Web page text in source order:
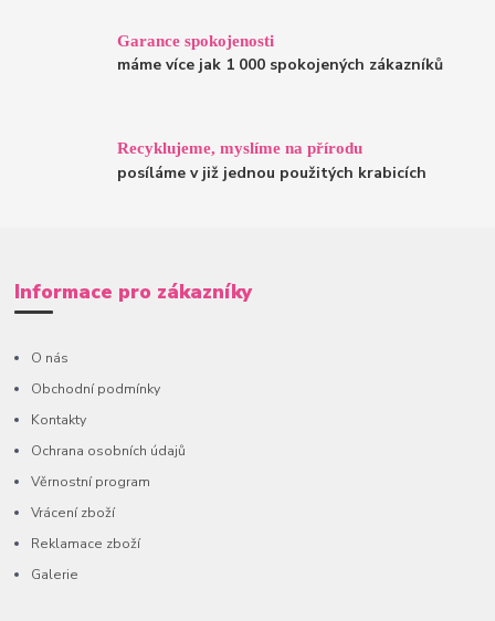
Garance spokojenosti
máme více jak 1 000 spokojených zákazníků
Recyklujeme, myslíme na přírodu
posíláme v již jednou použitých krabicích
Informace pro zákazníky
O nás
Obchodní podmínky
Kontakty
Ochrana osobních údajů
Věrnostní program
Vrácení zboží
Reklamace zboží
Galerie